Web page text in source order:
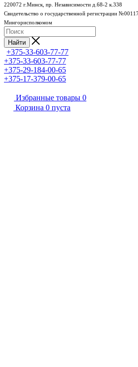
220072 г.Минск, пр. Независимости д.68-2 к.338
Свидетельство о государственной регистрации
Мингорисполкомом
Найти
+375-33-603-77-77
+375-33-603-77-77
+375-29-184-00-65
+375-17-379-00-65
Избранные товары 0
Корзина 0 пуста